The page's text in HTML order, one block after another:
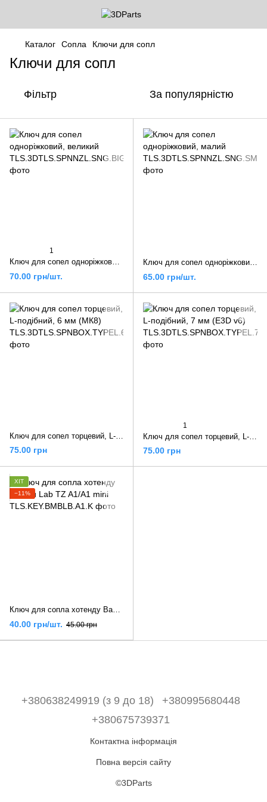
Каталог Сопла Ключи для сопл
Ключи для сопл
Фільтр За популярністю
1
Ключ для сопел одноріжковий, великий
70.00 грн/шт.
Ключ для сопел одноріжковий, малий
65.00 грн/шт.
75.00 грн
1
75.00 грн
ХІТ
−11%
Ключ для сопла хотенду Bambu Lab TZ A1/A1 mini
40.00 грн/шт. 45.00 грн
+380638249919 (з 9 до 18)
+380995680448
+380675739371
Контактна інформація
Повна версія сайту
©3DParts